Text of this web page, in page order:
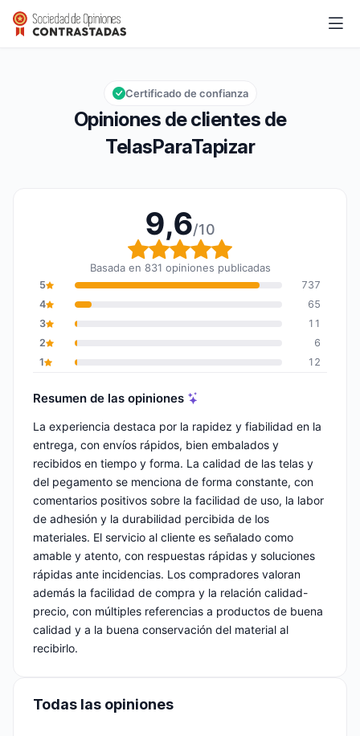
TelasParaTapizar
Calificación global: 9,6 de 10
9,6/10
Opiniones de clientes de
TelasParaTapizar
Certificado de confianza
9,6/10
Calificación global: 9,6
Basada en 831 opiniones publicadas
5
737
4
65
3
11
2
6
1
12
Resumen de las opiniones
La experiencia destaca por la rapidez y fiabilidad en la
entrega, con envíos rápidos, bien embalados y
recibidos en tiempo y forma. La calidad de las telas y
del pegamento se menciona de forma constante, con
comentarios positivos sobre la facilidad de uso, la labor
de adhesión y la durabilidad percibida de los
materiales. El servicio al cliente es señalado como
amable y atento, con respuestas rápidas y soluciones
rápidas ante incidencias. Los compradores valoran
además la facilidad de compra y la relación calidad-
precio, con múltiples referencias a productos de buena
calidad y a la buena conservación del material al
recibirlo.
Todas las opiniones